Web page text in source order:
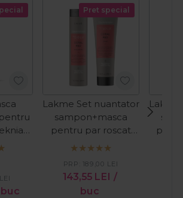
Red
LEI
Pret special
Lakme Set nuantator
sampon+masca
pentru par roscat
Teknia Refresh Coral
143,55 LEI /
buc
PRP: 189,00 LEI